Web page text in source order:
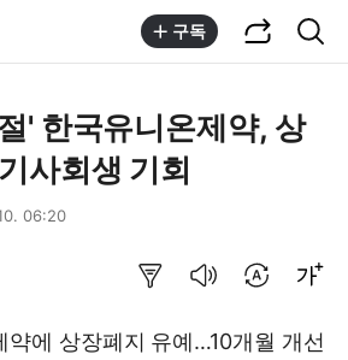
구독
' 한국유니온제약, 상
사회생 기회
06:20
약에 상장폐지 유예…10개월 개선